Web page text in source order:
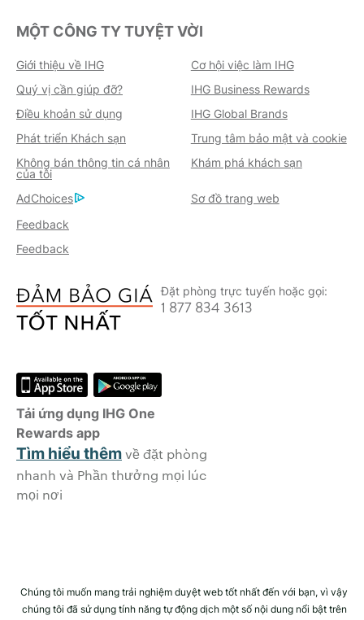
MỘT CÔNG TY TUYỆT VỜI
Giới thiệu về IHG
Cơ hội việc làm IHG
Quý vị cần giúp đỡ?
IHG Business Rewards
Điều khoản sử dụng
IHG Global Brands
Phát triển Khách sạn
Trung tâm bảo mật và cookie
Không bán thông tin cá nhân
của tôi
Khám phá khách sạn
AdChoices
Sơ đồ trang web
Feedback
Feedback
Đặt phòng trực tuyến hoặc gọi:
1 877 834 3613
Tải ứng dụng IHG One
Rewards app
Tìm hiểu thêmvề đặt phòng
nhanh và Phần thưởng mọi lúc
mọi nơi
Chúng tôi muốn mang trải nghiệm duyệt web tốt nhất đến với bạn, vì vậy
chúng tôi đã sử dụng tính năng tự động dịch một số nội dung nổi bật trên